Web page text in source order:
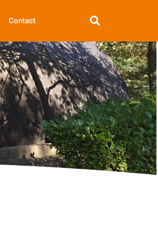
Contact